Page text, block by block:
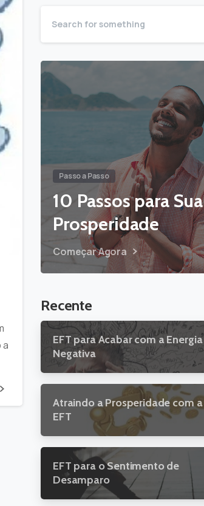
a
Passo a Passo
10 Passos para Sua
Prosperidade
Começar Agora
Recente
EFT para Acabar com a Energia
Negativa
Atraindo a Prosperidade com a
EFT
EFT para o Sentimento de
Desamparo